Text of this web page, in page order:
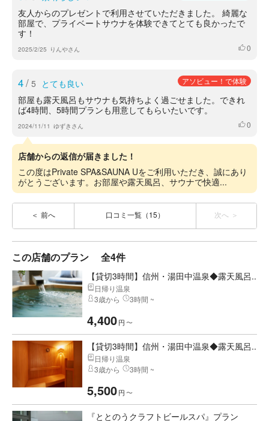
友人からのプレゼントで利用させていただきました。 綺麗な
部屋で、プライベートサウナを体験できてとても良かったで
す！
2025/2/25 りんやさん いいね
0
4/ 5 とても良い アソビュー！で体験
部屋も露天風呂もサウナも気持ちよく過ごせました。できれ
ば4時間、5時間プランも用意してもらいたいです。
2024/11/11 ゆずきさん いいね
0
店舗からの返信が届きました！
この度はPrivate SPA&SAUNA Uをご利用いただき、誠にあり
がとうございます。お部屋や露天風呂、サウナで快適...
前へ 口コミ一覧（15） 次へ
この店舗のプラン 全4件
【貸切3時間】信州・湯田中温泉◆露天風呂...
日帰り温泉
3歳から
3時間 ~
4,400円 〜
【貸切3時間】信州・湯田中温泉◆露天風呂...
日帰り温泉
3歳から
3時間 ~
5,500円 〜
『ととのうクラフトビールスパ』プラン